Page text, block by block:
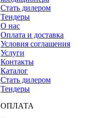
Стать дилером
Тендеры
О нас
Оплата и доставка
Условия соглашения
Услуги
Контакты
Каталог
Стать дилером
Тендеры
ОПЛАТА